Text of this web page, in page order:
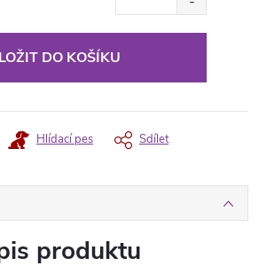
DO KOŠÍKU
Hlídací pes Sdílet
produktu